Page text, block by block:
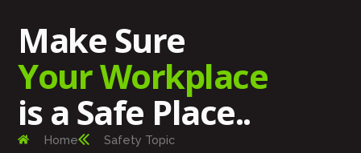
Make Sure
Your Workplace
is a Safe Place..
Home Safety Topic